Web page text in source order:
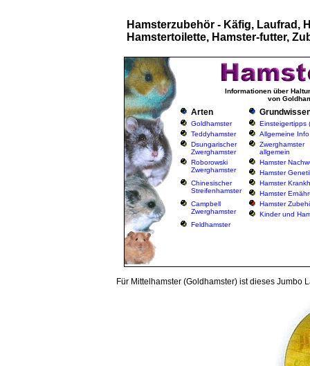
Hamsterzubehör - Käfig, Laufrad,
Hamstertoilette, Hamster-futter,
Informationen über
von
Arten
Goldhamster
Einsteigertipps
Teddyhamster
Allgemeine Info
Dsungarischer
Zwerghamster
Zwerghamster
allgemein
Roborowski
Zwerghamster
Hamster
Hamster
Chinesischer
Streifenhamster
Hamster
Hamster
Campbell
Zwerghamster
Hamster
Kinder und
Feldhamster
Für Mittelhamster (Goldhamster) ist dieses Jumbo